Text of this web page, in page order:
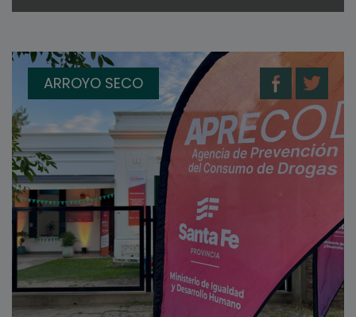
ARROYO SECO